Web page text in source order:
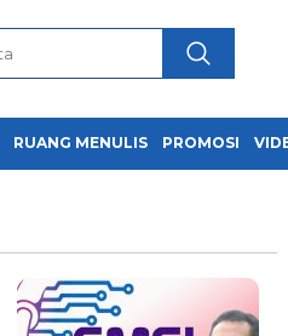
RUANG MENULIS PROMOSI